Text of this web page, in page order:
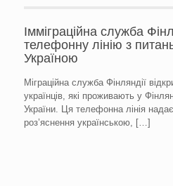
Імміграційна служба
телефонну лінію з
Україною
Міграційна служба Фінляндії
українців, які проживають у
України. Ця телефонна лінія надає
роз’яснення українською, […]